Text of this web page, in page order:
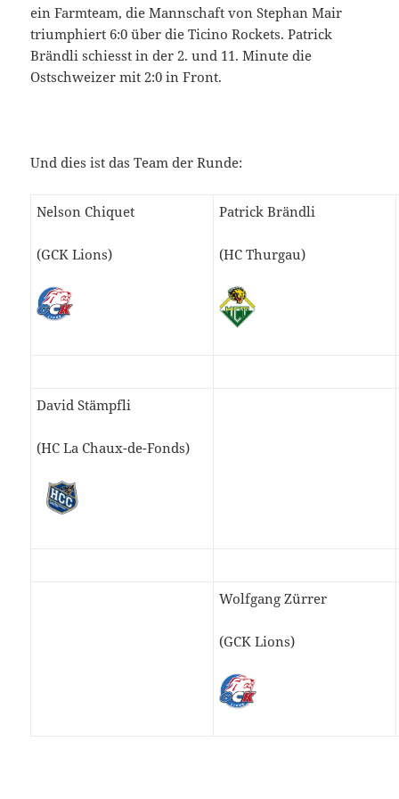
ein Farmteam, die Mannschaft von Stephan Mair
triumphiert 6:0 über die Ticino Rockets. Patrick
Brändli schiesst in der 2. und 11. Minute die
Ostschweizer mit 2:0 in Front.
Und dies ist das Team der Runde:
Nelson Chiquet
(GCK Lions)
Patrick Brändli
(HC Thurgau)
David Stämpfli
(HC La Chaux-de-Fonds)
Wolfgang Zürrer
(GCK Lions)